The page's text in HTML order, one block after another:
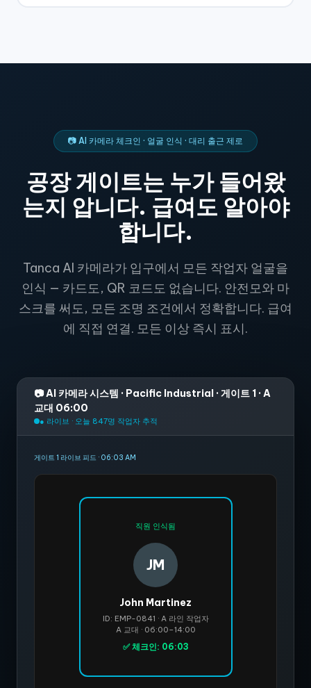
📷 AI 카메라 체크인 · 얼굴 인식 · 대리 출근 제로
공장 게이트는 누가 들어왔
는지 압니다. 급여도 알아야
합니다.
Tanca AI 카메라가 입구에서 모든 작업자 얼굴을
인식 — 카드도, QR 코드도 없습니다. 안전모와 마
스크를 써도, 모든 조명 조건에서 정확합니다. 급여
에 직접 연결. 모든 이상 즉시 표시.
📷 AI 카메라 시스템 · Pacific Industrial · 게이트 1 · A
교대 06:00
● 라이브 · 오늘 847명 작업자 추적
게이트 1 라이브 피드 · 06:03 AM
직원 인식됨
JM
John Martinez
ID: EMP-0841 · A 라인 작업자
A 교대 · 06:00–14:00
✅ 체크인: 06:03